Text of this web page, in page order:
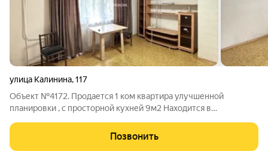
улица Калинина,117
Объект №4172. Продается 1 ком квартира улучшенной
планировки , с просторной кухней 9м2 Находится в
Калинина 117. Рядом лес ,так же в шаговой доступности
Лыжная база, банный комплекс, больница,
Позвонить